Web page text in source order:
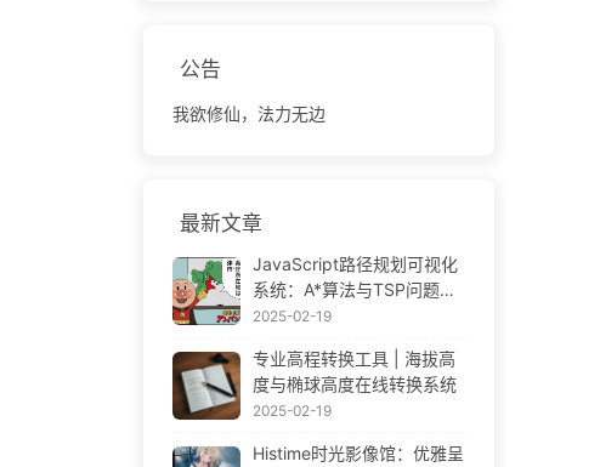
公告
我欲修仙，法力无边
最新文章
JavaScript路径规划可视化
系统：A*算法与TSP问题解
决方案
2025-02-19
专业高程转换工具 | 海拔高
度与椭球高度在线转换系统
2025-02-19
Histime时光影像馆：优雅呈